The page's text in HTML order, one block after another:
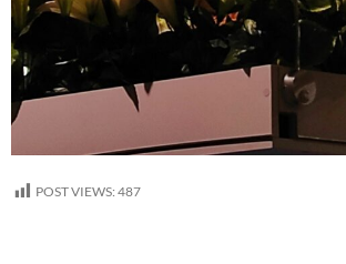
POST VIEWS: 487